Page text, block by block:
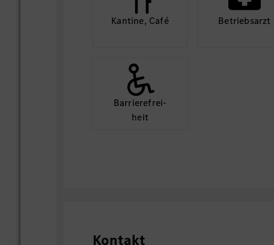
Kantine, Café Betriebs­arzt
Barriere­frei­
heit
Kontakt